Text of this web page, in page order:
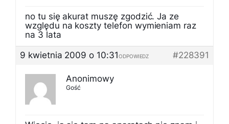
no tu się akurat muszę zgodzić. Ja ze
względu na koszty telefon wymieniam raz
na 3 lata
9 kwietnia 2009 o 10:31
#228391
ODPOWIEDZ
Anonimowy
Gość